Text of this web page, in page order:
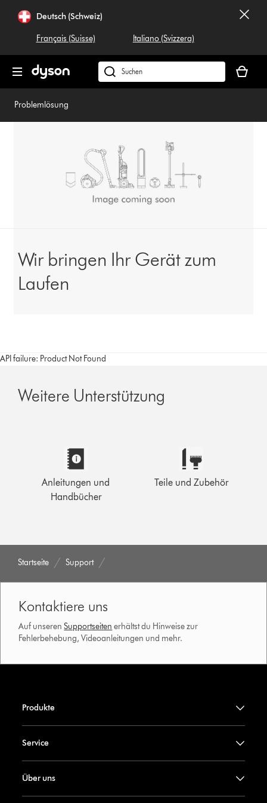
überspringenDeutsch (Schweiz)
Français (Suisse) Italiano (Svizzera)
Dyson.ch
durchsuchen
ist
Problemlösung
Wir bringen Ihr Gerät zum
Laufen
API failure: Product Not Found
Weitere Unterstützung
Anleitungen und
Handbücher
Teile und Zubehör
Startseite Support
Kontaktiere uns
Auf unserenSupportseiten erhältst du Hinweise zur
Fehlerbehebung, Videoanleitungen und mehr.
Produkte
Service
Über uns